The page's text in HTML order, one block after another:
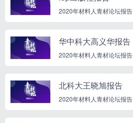
2020年材料人青材论坛报告
华中科大高义华报告
2020年材料人青材论坛报告
北科大王晓旭报告
2020年材料人青材论坛报告